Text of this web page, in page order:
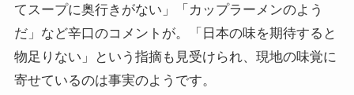
てスープに奥行きがない」「カップラーメンのよう
だ」など辛口のコメントが。「日本の味を期待すると
物足りない」という指摘も見受けられ、現地の味覚に
寄せているのは事実のようです。